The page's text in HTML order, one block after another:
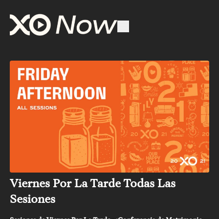
Viernes Por La Tarde Todas Las
Sesiones